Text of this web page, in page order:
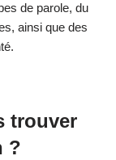
de parole, du
ainsi que des
trouver
?